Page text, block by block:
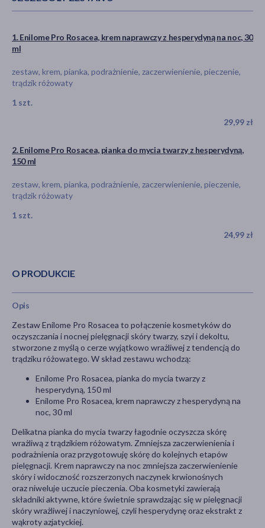
1. Enilome Pro Rosacea, krem naprawczy z hesperydyną na noc, 30
ml
zestaw, krem, pianka, podrażnienie, zaczerwienienie, pieczenie,
trądzik różowaty
1 szt.
29,99 zł
2. Enilome Pro Rosacea, pianka do mycia twarzy z hesperydyną,
150 ml
zestaw, krem, pianka, podrażnienie, zaczerwienienie, pieczenie,
trądzik różowaty
1 szt.
24,99 zł
O PRODUKCIE
Opis
Zestaw Enilome Pro Rosacea to połączenie kosmetyków do
oczyszczania i nocnej pielęgnacji skóry twarzy, szyi i dekoltu,
stworzone z myślą o cerze wyjątkowo wrażliwej z tendencją do
trądziku różowatego. W skład zestawu wchodzą:
Enilome Pro Rosacea, pianka do mycia twarzy z
hesperydyną, 150 ml
Enilome Pro Rosacea, krem naprawczy z hesperydyną na
noc, 30 ml
Delikatna pianka do mycia twarzy łagodnie oczyszcza skórę
wrażliwą z trądzikiem różowatym. Zmniejsza zaczerwienienia i
podrażnienia oraz przygotowuję skórę do kolejnych etapów
pielęgnacji. Krem naprawczy na noc zmniejsza zaczerwienienie
skóry i widoczność rozszerzonych naczynek krwionośnych
oraz niweluje uczucie pieczenia. Oba kosmetyki zawierają
składniki aktywne, które świetnie sprawdzając się w pielęgnacji
skóry wrażliwej i naczyniowej, czyli hesperydynę oraz ekstrakt z
wąkroty azjatyckiej.